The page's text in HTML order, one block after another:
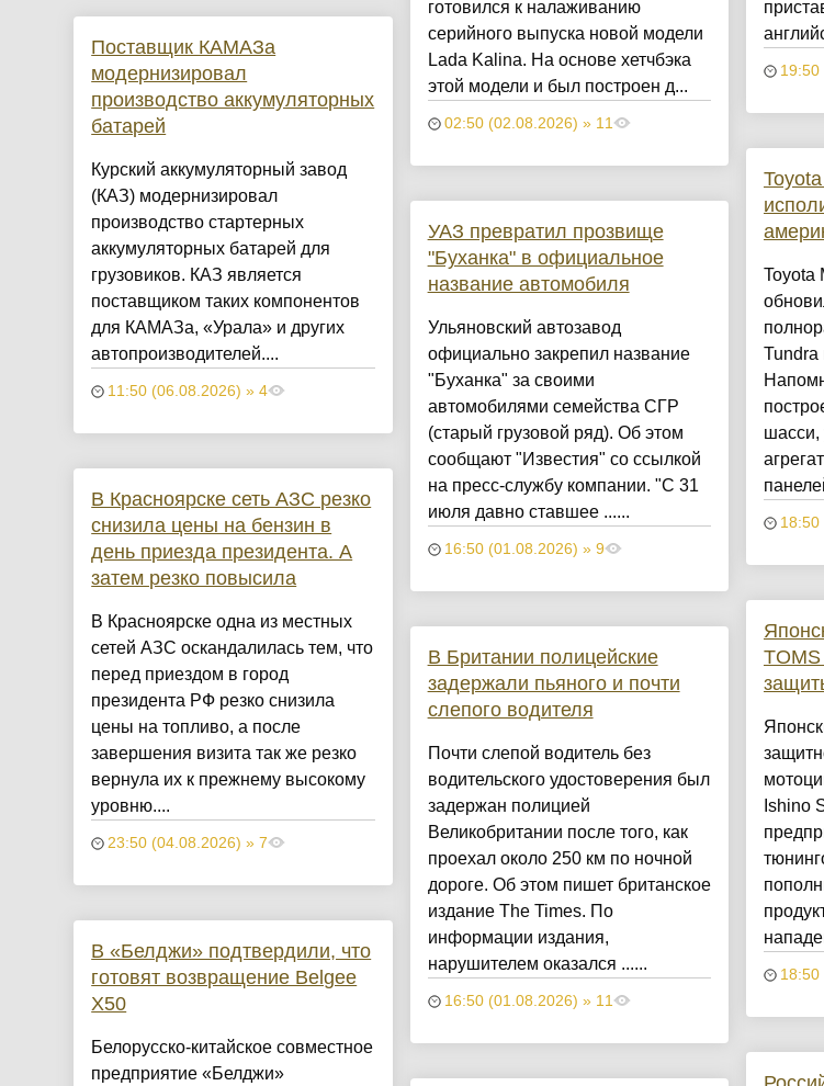
Поставщик КАМАЗа
модернизировал
производство аккумуляторных
батарей
Курский аккумуляторный завод
(КАЗ) модернизировал
производство стартерных
аккумуляторных батарей для
грузовиков. КАЗ является
поставщиком таких компонентов
для КАМАЗа, «Урала» и других
автопроизводителей....
11:50 (06.08.2026) » 4
В Красноярске сеть АЗС резко
снизила цены на бензин в
день приезда президента. А
затем резко повысила
В Красноярске одна из местных
сетей АЗС оскандалилась тем, что
перед приездом в город
президента РФ резко снизила
цены на топливо, а после
завершения визита так же резко
вернула их к прежнему высокому
уровню....
23:50 (04.08.2026) » 7
В «Белджи» подтвердили, что
готовят возвращение Belgee
X50
Белорусско-китайское совместное
предприятие «Белджи»
готовился к налаживанию
серийного выпуска новой модели
Lada Kalina. На основе хетчбэка
этой модели и был построен д...
02:50 (02.08.2026) » 11
УАЗ превратил прозвище
"Буханка" в официальное
название автомобиля
Ульяновский автозавод
официально закрепил название
"Буханка" за своими
автомобилями семейства СГР
(старый грузовой ряд). Об этом
сообщают "Известия" со ссылкой
на пресс-службу компании. "С 31
июля давно ставшее ......
16:50 (01.08.2026) » 9
В Британии полицейские
задержали пьяного и почти
слепого водителя
Почти слепой водитель без
водительского удостоверения был
задержан полицией
Великобритании после того, как
проехал около 250 км по ночной
дороге. Об этом пишет британское
издание The Times. По
информации издания,
нарушителем оказался ......
16:50 (01.08.2026) » 11
19:50
Toyota
Tundra
18:50
Ishino
18:50